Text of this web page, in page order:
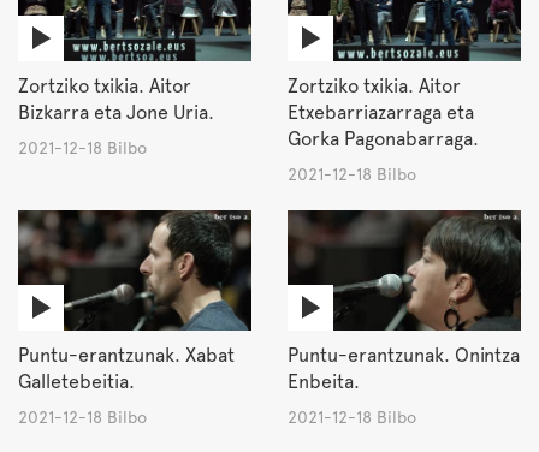
Zortziko txikia. Aitor
Bizkarra eta Jone Uria.
2021-12-18 Bilbo
Zortziko txikia. Aitor
Etxebarriazarraga eta
Gorka Pagonabarraga.
2021-12-18 Bilbo
Puntu-erantzunak. Xabat
Galletebeitia.
2021-12-18 Bilbo
Puntu-erantzunak. Onintza
Enbeita.
2021-12-18 Bilbo